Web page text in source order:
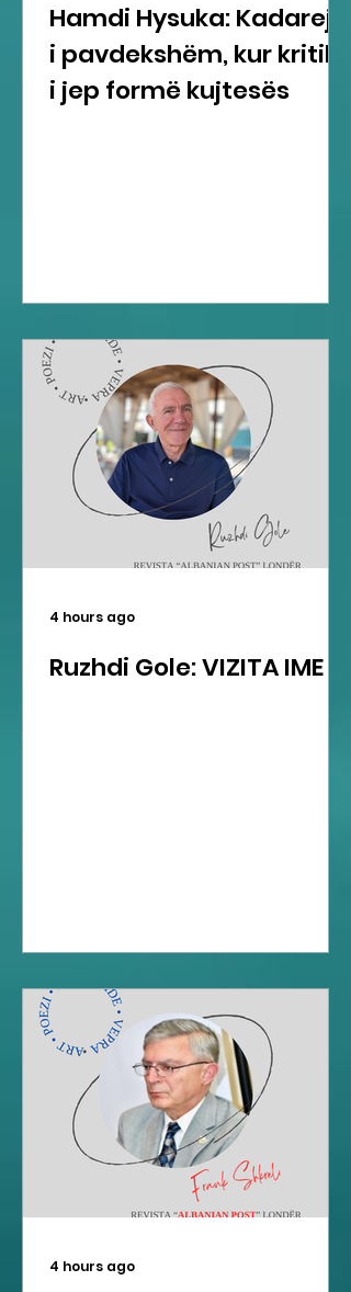
Hamdi Hysuka: Kadareja
i pavdekshëm, kur kritika
i jep formë kujtesës
Ruzhdi Gole: VIZITA IME
4 hours ago
4 hours ago